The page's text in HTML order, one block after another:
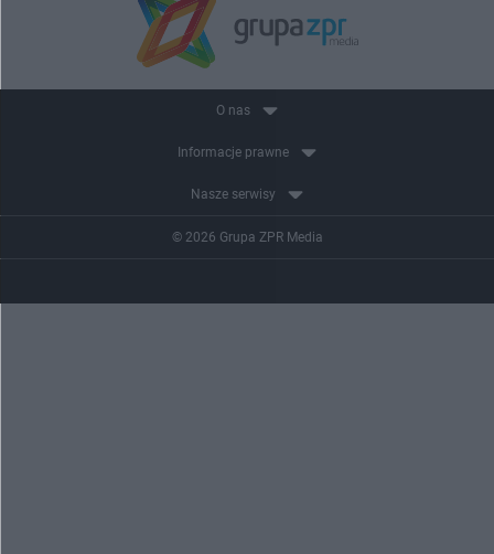
O nas
Informacje prawne
Nasze serwisy
© 2026 Grupa ZPR Media